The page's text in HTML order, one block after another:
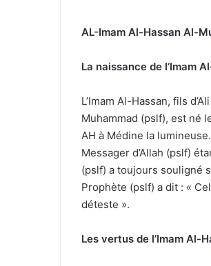
AL-Imam Al-Hassan Al-
La naissance de l‘Imam
L’Imam Al-Hassan, fils
Muhammad (pslf), est né
AH à Médine la
Messager d’Allah (pslf)
(pslf) a toujours souligné
Prophète (pslf) a dit : «
déteste ».
Les vertus de l’Imam Al-